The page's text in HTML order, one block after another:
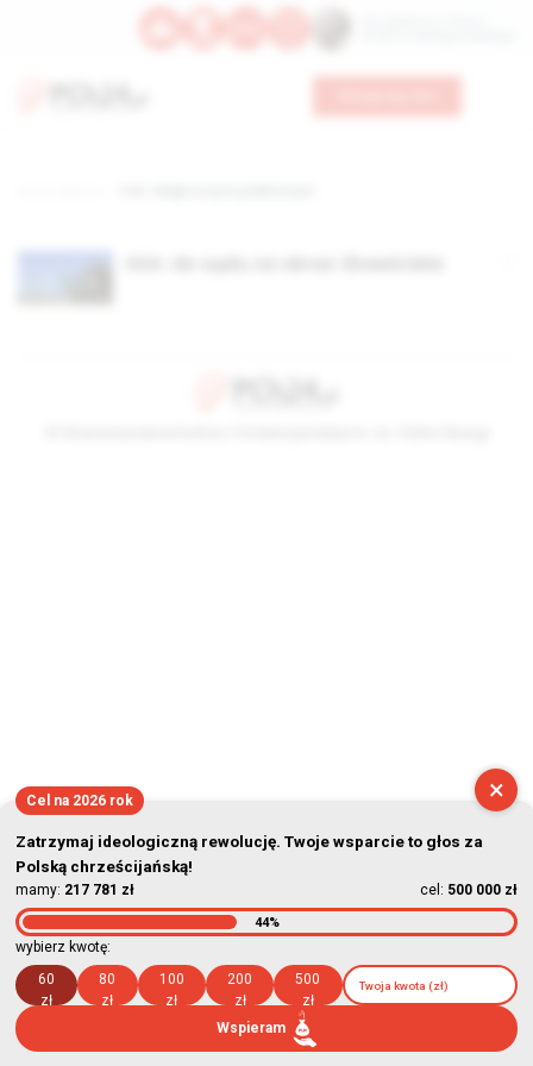
×
Cel na 2026 rok
Zatrzymaj ideologiczną rewolucję. Twoje wsparcie to głos za
Polską chrześcijańską!
mamy: 217 781 zł cel: 500 000 zł
44%
wybierz kwotę:
60
zł
80
zł
100
zł
200
zł
500
zł
Wspieram